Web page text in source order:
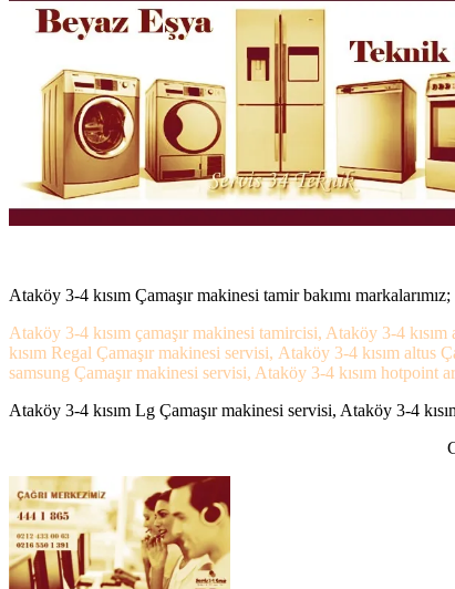
Ataköy 3-4 kısım Çamaşır makinesi tamir bakımı markalarımız;
Ataköy 3-4 kısım çamaşır makinesi tamircisi, Ataköy 3-4
kısım Regal Çamaşır makinesi servisi, Ataköy 3-4 kısım altus
samsung Çamaşır makinesi servisi, Ataköy 3-4 kısım hotpoint
Ataköy 3-4 kısım Lg Çamaşır makinesi servisi, Ataköy 3-4